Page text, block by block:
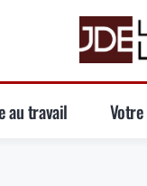
au travail